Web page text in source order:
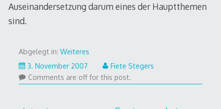
Auseinandersetzung darum eines der Hauptthemen
sind.
Abgelegt in: Weiteres
3. November 2007
Fiete Stegers
Comments are off for this post.